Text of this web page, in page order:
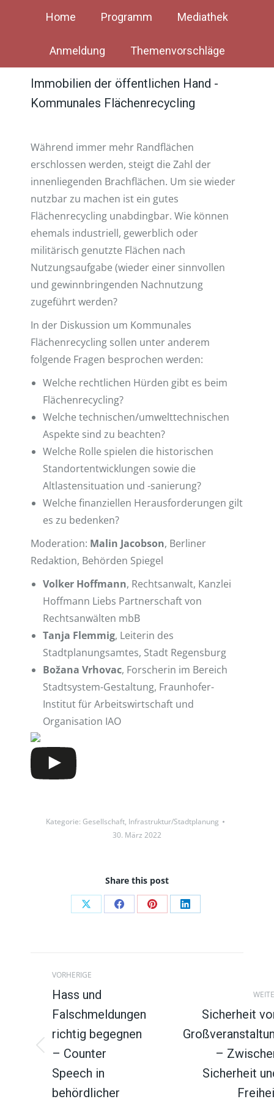
Home Programm Mediathek
Anmeldung Themenvorschläge
Immobilien der öffentlichen Hand -
Kommunales Flächenrecycling
Während immer mehr Randflächen
erschlossen werden, steigt die Zahl der
innenliegenden Brachflächen. Um sie wieder
nutzbar zu machen ist ein gutes
Flächenrecycling unabdingbar. Wie können
ehemals industriell, gewerblich oder
militärisch genutzte Flächen nach
Nutzungsaufgabe (wieder einer sinnvollen
und gewinnbringenden Nachnutzung
zugeführt werden?
In der Diskussion um Kommunales
Flächenrecycling sollen unter anderem
folgende Fragen besprochen werden:
Welche rechtlichen Hürden gibt es beim
Flächenrecycling?
Welche technischen/umwelttechnischen
Aspekte sind zu beachten?
Welche Rolle spielen die historischen
Standortentwicklungen sowie die
Altlastensituation und -sanierung?
Welche finanziellen Herausforderungen gilt
es zu bedenken?
Moderation: Malin Jacobson, Berliner
Redaktion, Behörden Spiegel
Volker Hoffmann, Rechtsanwalt, Kanzlei
Hoffmann Liebs Partnerschaft von
Rechtsanwälten mbB
Tanja Flemmig, Leiterin des
Stadtplanungsamtes, Stadt Regensburg
Božana Vrhovac, Forscherin im Bereich
Stadtsystem-Gestaltung, Fraunhofer-
Institut für Arbeitswirtschaft und
Organisation IAO
Kategorie: Gesellschaft, Infrastruktur/Stadtplanung
30. März 2022
Share this post
Auf
Auf
Auf
Auf
Beitragsnavigation
VORHERIGE
Vorheriger
Beitrag:
Hass und
Falschmeldungen
richtig begegnen
– Counter
Speech in
behördlicher
Nächster
Beitrag:
Sicherheit
–
Sicherheit